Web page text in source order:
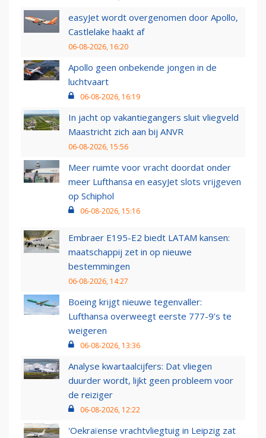
easyJet wordt overgenomen door Apollo,
Castlelake haakt af
06-08-2026, 16:20
Apollo geen onbekende jongen in de
luchtvaart
06-08-2026, 16:19
In jacht op vakantiegangers sluit vliegveld
Maastricht zich aan bij ANVR
06-08-2026, 15:56
Meer ruimte voor vracht doordat onder
meer Lufthansa en easyJet slots vrijgeven
op Schiphol
06-08-2026, 15:16
Embraer E195-E2 biedt LATAM kansen:
maatschappij zet in op nieuwe
bestemmingen
06-08-2026, 14:27
Boeing krijgt nieuwe tegenvaller:
Lufthansa overweegt eerste 777-9’s te
weigeren
06-08-2026, 13:36
Analyse kwartaalcijfers: Dat vliegen
duurder wordt, lijkt geen probleem voor
de reiziger
06-08-2026, 12:22
'Oekraïense vrachtvliegtuig in Leipzig zat